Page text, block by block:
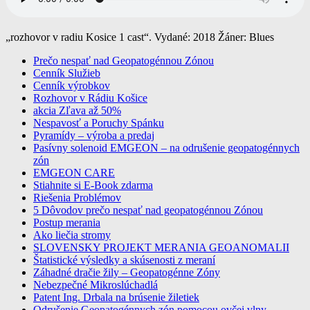
„rozhovor v radiu Kosice 1 cast“. Vydané: 2018 Žáner: Blues
profesionalne meranie a odrušenie
geopatogennych zon
Prečo nespať nad Geopatogénnou Zónou
Cenník Služieb
Cenník výrobkov
Rozhovor v Rádiu Košice
akcia Zľava až 50%
Nespavosť a Poruchy Spánku
Pyramídy – výroba a predaj
Pasívny solenoid EMGEON – na odrušenie geopatogénnych
zón
EMGEON CARE
Stiahnite si E-Book zdarma
Riešenia Problémov
5 Dôvodov prečo nespať nad geopatogénnou Zónou
Postup merania
Ako liečia stromy
SLOVENSKY PROJEKT MERANIA GEOANOMALII
Štatistické výsledky a skúsenosti z meraní
Záhadné dračie žily – Geopatogénne Zóny
Nebezpečné Mikroslúchadlá
Patent Ing. Drbala na brúsenie žiletiek